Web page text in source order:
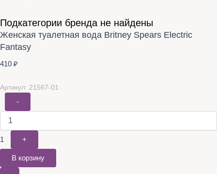
Подкатегории бренда не найдены
Женская туалетная вода Britney Spears Electric
Fantasy
410 ₽
Артикул: 21567-01
-
1 +
В корзину